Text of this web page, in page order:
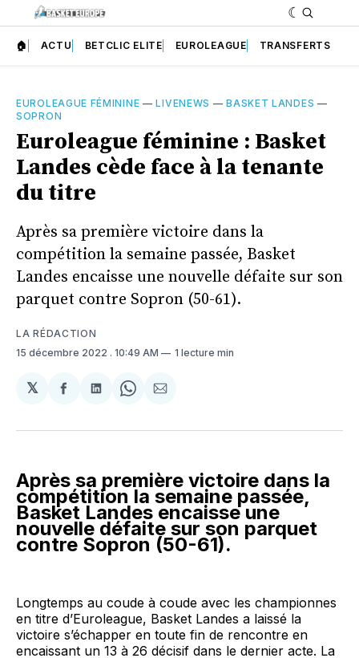
🏠 ACTU BETCLIC ELITE EUROLEAGUE TRANSFERTS
EUROLEAGUE FÉMININE —LIVENEWS —BASKET LANDES —
SOPRON
Euroleague féminine : Basket
Landes cède face à la tenante
du titre
Après sa première victoire dans la
compétition la semaine passée, Basket
Landes encaisse une nouvelle défaite sur son
parquet contre Sopron (50-61).
LA RÉDACTION
15 décembre 2022 . 10:49 AM 1 lecture min
𝕏
Partager
Facebook
Partager
LinkedIn
Share
WhatsApp
Partager
Courriel
Après sa première victoire dans la
compétition la semaine passée,
Basket Landes encaisse une
nouvelle défaite sur son parquet
contre Sopron (50-61).
Longtemps au coude à coude avec les championnes
en titre d’Euroleague, Basket Landes a laissé la
victoire s’échapper en toute fin de rencontre en
encaissant un 13 à 26 décisif dans le dernier acte. La